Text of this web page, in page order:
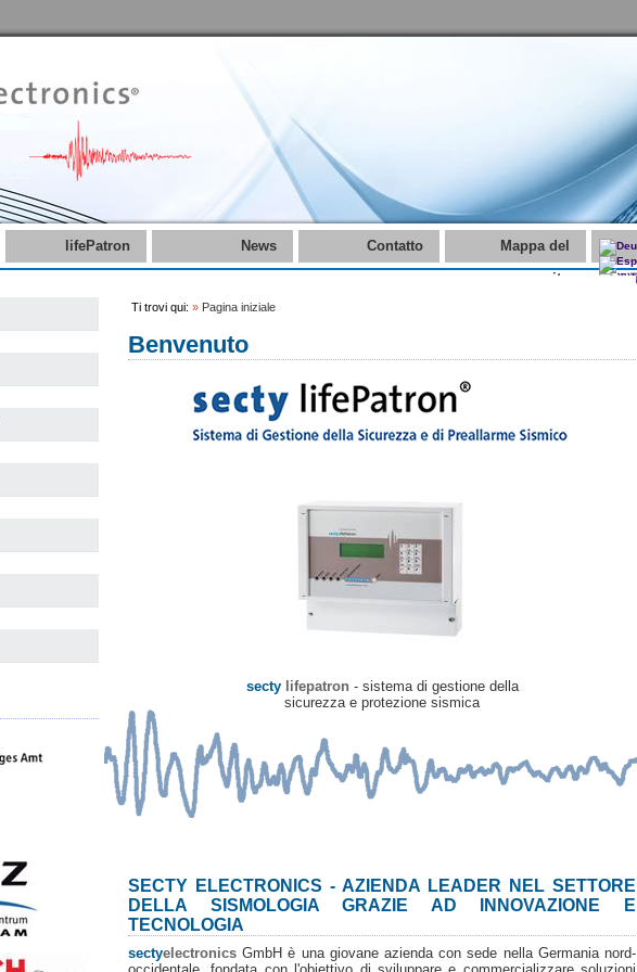
lifePatron News Contatto
Mappa del
sito
Ti trovi qui: » Pagina iniziale
Benvenuto
secty lifepatron - sistema di gestione della
sicurezza e protezione sismica
SECTY ELECTRONICS - AZIENDA LEADER NEL SETTORE
DELLA SISMOLOGIA GRAZIE AD INNOVAZIONE E
TECNOLOGIA
sectyelectronics GmbH è una giovane azienda con sede nella Germania nord-